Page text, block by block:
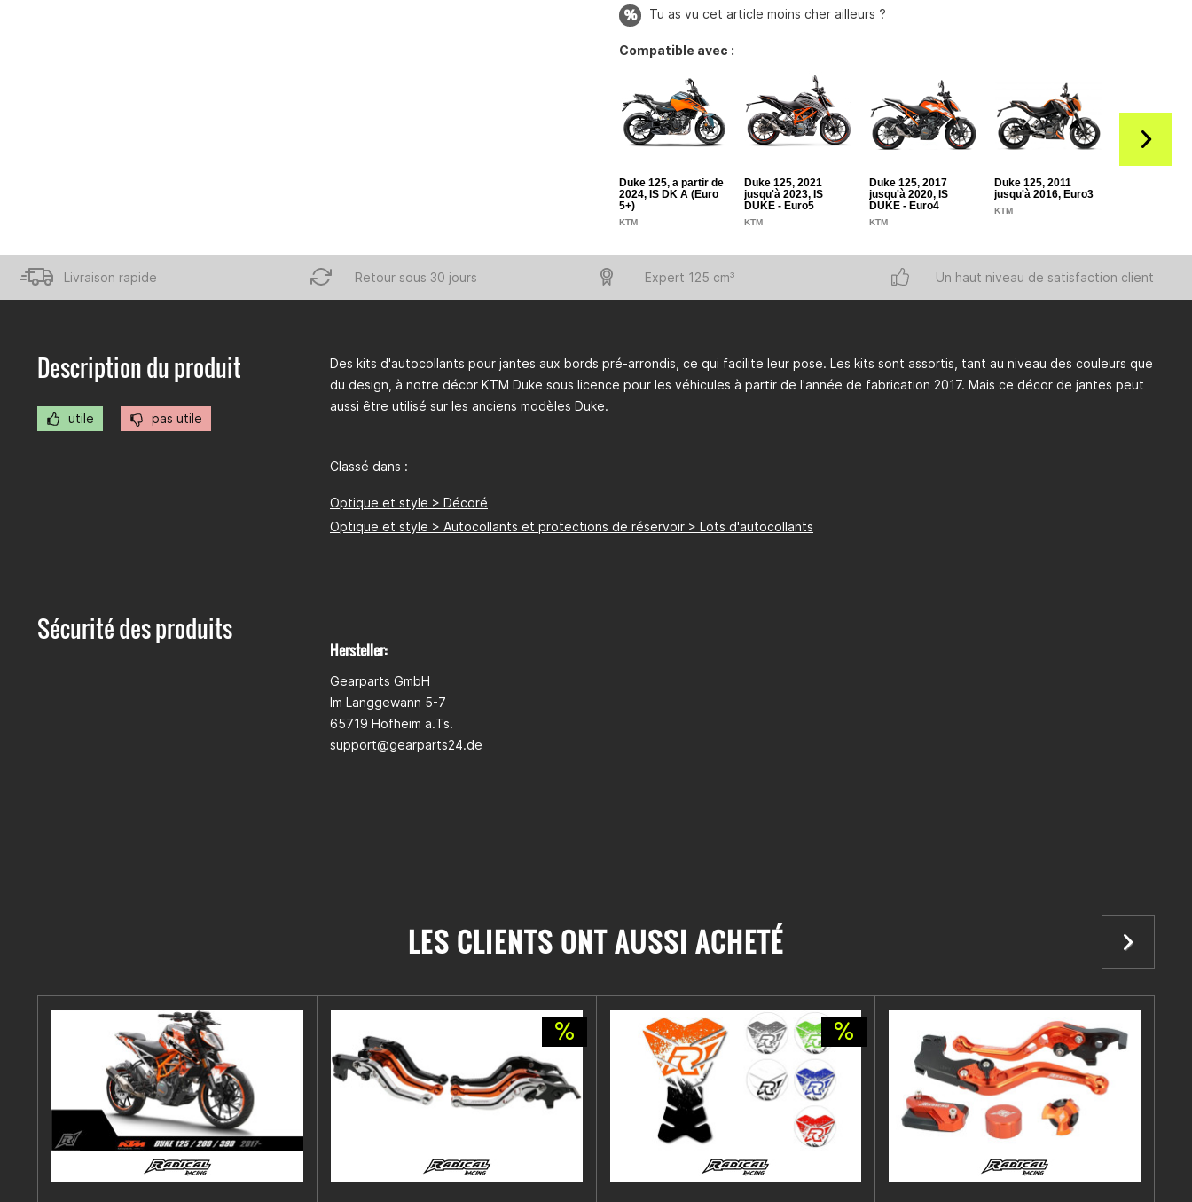
Tu as vu cet article moins cher ailleurs ?
Compatible avec :
Duke 125, a partir de
2024, IS DK A (Euro
5+)
KTM
Duke 125, 2021
jusqu'à 2023, IS
DUKE - Euro5
KTM
Duke 125, 2017
jusqu'à 2020, IS
DUKE - Euro4
KTM
Duke 125, 2011
jusqu'à 2016, Euro3
KTM
Livraison rapide Retour sous 30 jours Expert 125 cm³ Un haut niveau de satisfaction client
Description du produit
utile pas utile
Des kits d'autocollants pour jantes aux bords pré-arrondis, ce qui facilite leur pose. Les kits sont assortis, tant au niveau des couleurs que
du design, à notre décor KTM Duke sous licence pour les véhicules à partir de l'année de fabrication 2017. Mais ce décor de jantes peut
aussi être utilisé sur les anciens modèles Duke.
Classé dans :
Optique et style > Décoré
Optique et style > Autocollants et protections de réservoir > Lots d'autocollants
Sécurité des produits
Hersteller:
Gearparts GmbH
Im Langgewann 5-7
65719 Hofheim a.Ts.
support@gearparts24.de
LES CLIENTS ONT AUSSI ACHETÉ